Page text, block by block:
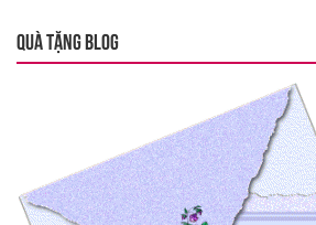
QUÀ TẶNG BLOG